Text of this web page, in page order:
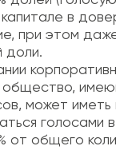
в
при этом
доли.
общество,
может иметь
голосами
от общего